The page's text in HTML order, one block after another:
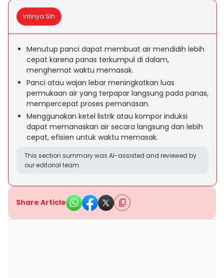
Intinya Sih
Menutup panci dapat membuat air mendidih lebih
cepat karena panas terkumpul di dalam,
menghemat waktu memasak.
Panci atau wajan lebar meningkatkan luas
permukaan air yang terpapar langsung pada panas,
mempercepat proses pemanasan.
Menggunakan ketel listrik atau kompor induksi
dapat memanaskan air secara langsung dan lebih
cepat, efisien untuk waktu memasak.
This section summary was AI-assisted and reviewed by
our editorial team.
Share Article